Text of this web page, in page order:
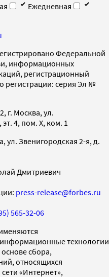
Ежедневная
Федеральной
информационных
регистрационный
регистрации: серия Эл №
г. Москва, ул.
4, пом. X, ком. 1
ул. Звенигородская 2-я, д.
Дмитриевич
press-release@forbes.ru
565-32-06
технологии
сбора,
относящихся
«Интернет»,